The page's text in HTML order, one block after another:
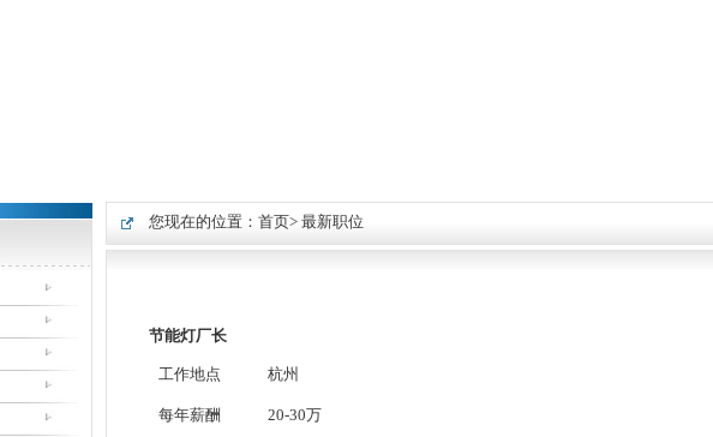
您现在的位置： 首页> 最新职位
节能灯厂长
工作地点 杭州
每年薪酬 20-30万